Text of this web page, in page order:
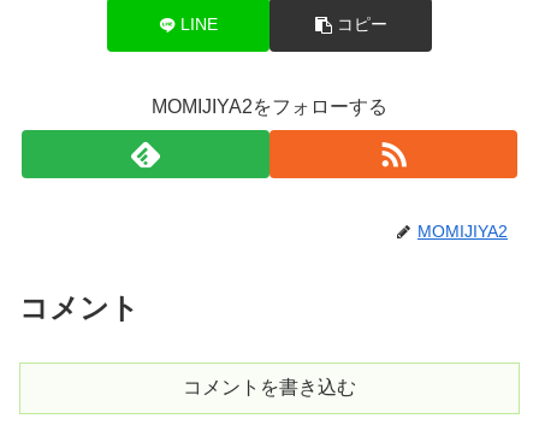
LINE コピー
MOMIJIYA2をフォローする
MOMIJIYA2
コメント
コメントを書き込む